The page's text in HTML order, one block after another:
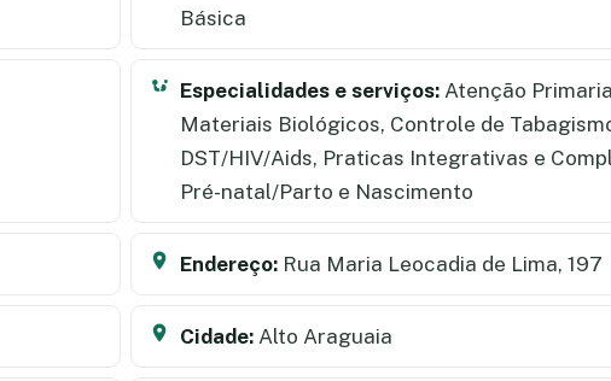
Básica
Especialidades e serviços: Atenção
Materiais Biológicos, Controle de
DST/HIV/Aids, Praticas Integrativas e
Pré-natal/Parto e Nascimento
Endereço: Rua Maria Leocadia de Lima, 197
Cidade: Alto Araguaia